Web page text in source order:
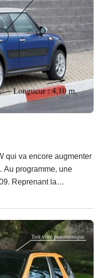
qui va encore augmenter
Au programme, une
Reprenant la